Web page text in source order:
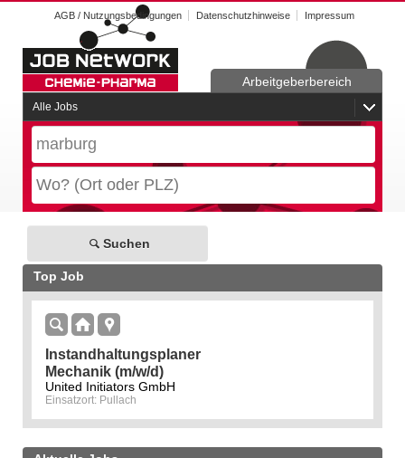
AGB / Nutzungsbedingungen Datenschutzhinweise Impressum
Alle Jobs
Arbeitgeberbereich
Suchen
Top Job
Instandhaltungsplaner
Mechanik (m/w/d)
United Initiators GmbH
Einsatzort: Pullach